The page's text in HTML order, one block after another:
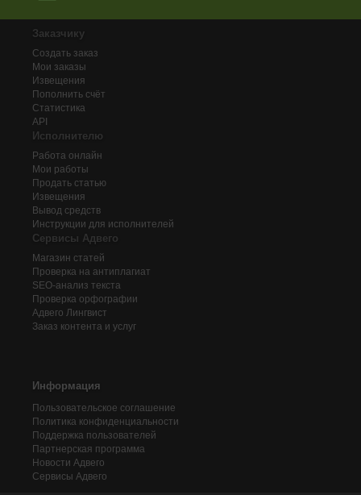
Заказчику
Создать заказ
Мои заказы
Извещения
Пополнить счёт
Статистика
API
Исполнителю
Работа онлайн
Мои работы
Продать статью
Извещения
Вывод средств
Инструкции для исполнителей
Сервисы Адвего
Магазин статей
Проверка на антиплагиат
SEO-анализ текста
Проверка орфографии
Адвего Лингвист
Заказ контента и услуг
Информация
Пользовательское соглашение
Политика конфиденциальности
Поддержка пользователей
Партнерская программа
Новости Адвего
Сервисы Адвего